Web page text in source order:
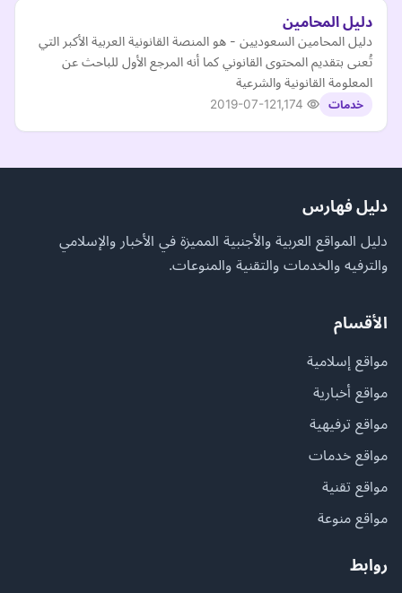
دليل المحامين
دليل المحامين السعوديين - هو المنصة القانونية العربية الأكبر التي
تُعنى بتقديم المحتوى القانوني كما أنه المرجع الأول للباحث عن
المعلومة القانونية والشرعية
خدمات 2019-07-12
دليل فهارس
دليل المواقع العربية والأجنبية المميزة في الأخبار والإسلامي
والترفيه والخدمات والتقنية والمنوعات.
الأقسام
مواقع إسلامية
مواقع أخبارية
مواقع ترفيهية
مواقع خدمات
مواقع تقنية
مواقع منوعة
روابط